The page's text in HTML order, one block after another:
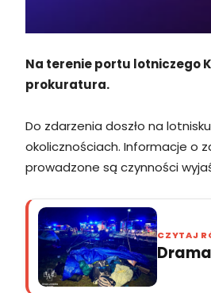
Na terenie portu lotniczego
prokuratura.
Do zdarzenia doszło na
okolicznościach. Informacje o
prowadzone są czynności
CZYTAJ